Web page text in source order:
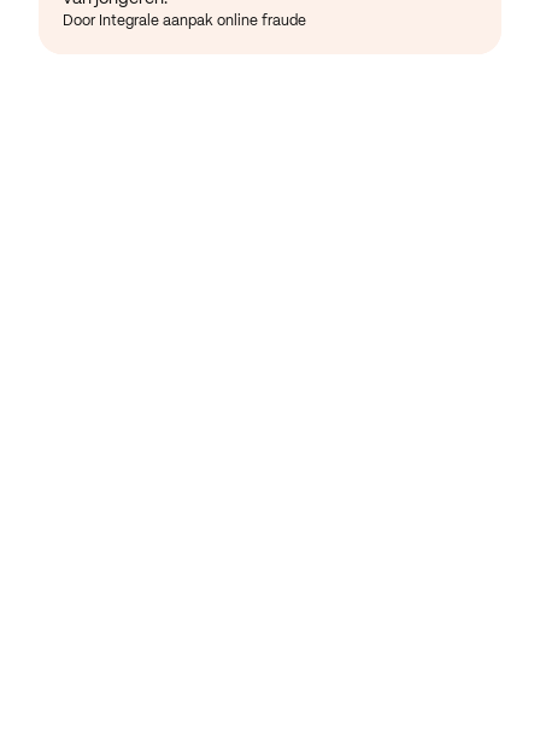
Door Integrale aanpak online fraude